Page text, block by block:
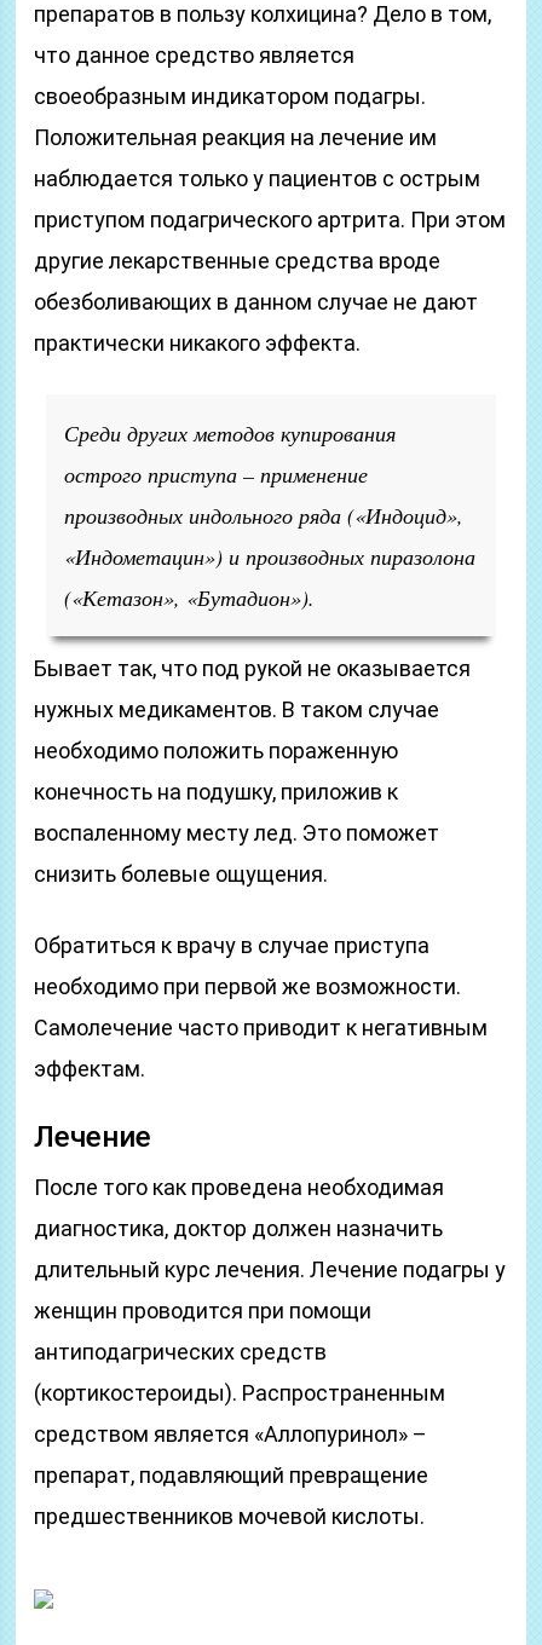
препаратов в пользу колхицина? Дело в том,
что данное средство является
своеобразным индикатором подагры.
Положительная реакция на лечение им
наблюдается только у пациентов с острым
приступом подагрического артрита. При этом
другие лекарственные средства вроде
обезболивающих в данном случае не дают
практически никакого эффекта.
Среди других методов купирования
острого приступа – применение
производных индольного ряда («Индоцид»,
«Индометацин») и производных пиразолона
(«Кетазон», «Бутадион»).
Бывает так, что под рукой не оказывается
нужных медикаментов. В таком случае
необходимо положить пораженную
конечность на подушку, приложив к
воспаленному месту лед. Это поможет
снизить болевые ощущения.
Обратиться к врачу в случае приступа
необходимо при первой же возможности.
Самолечение часто приводит к негативным
эффектам.
Лечение
После того как проведена необходимая
диагностика, доктор должен назначить
длительный курс лечения. Лечение подагры у
женщин проводится при помощи
антиподагрических средств
(кортикостероиды). Распространенным
средством является «Аллопуринол» –
препарат, подавляющий превращение
предшественников мочевой кислоты.